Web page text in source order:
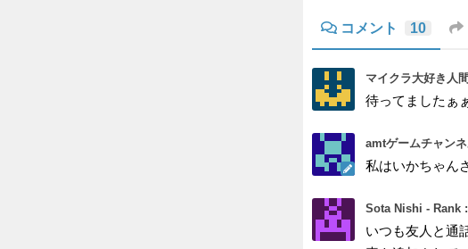
コメント 10
マイクラ大好き人
待ってましたぁ
amtゲームチャン
私はいかちゃん
Sota Nishi - Rank
いつも友人と通